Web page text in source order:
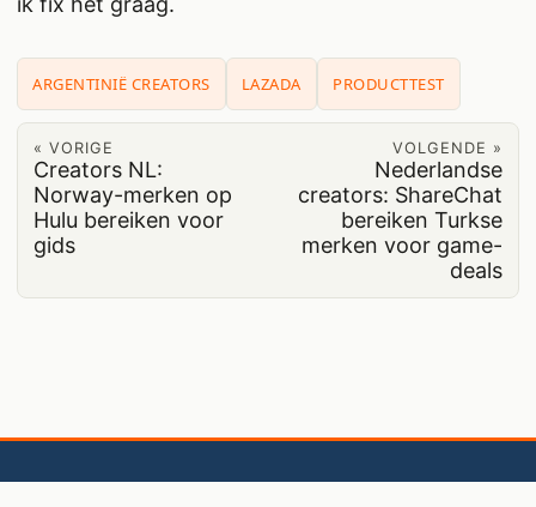
ARGENTINIË CREATORS LAZADA PRODUCTTEST
« VORIGE
Creators NL:
Norway-merken op
Hulu bereiken voor
gids
VOLGENDE »
Nederlandse
creators: ShareChat
bereiken Turkse
merken voor game-
deals